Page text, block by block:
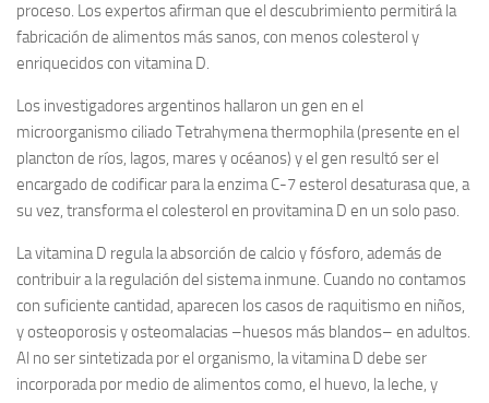
proceso. Los expertos afirman que el descubrimiento permitirá la
fabricación de alimentos más sanos, con menos colesterol y
enriquecidos con vitamina D.
Los investigadores argentinos hallaron un gen en el
microorganismo ciliado Tetrahymena thermophila (presente en el
plancton de ríos, lagos, mares y océanos) y el gen resultó ser el
encargado de codificar para la enzima C-7 esterol desaturasa que, a
su vez, transforma el colesterol en provitamina D en un solo paso.
La vitamina D regula la absorción de calcio y fósforo, además de
contribuir a la regulación del sistema inmune. Cuando no contamos
con suficiente cantidad, aparecen los casos de raquitismo en niños,
y osteoporosis y osteomalacias –huesos más blandos– en adultos.
Al no ser sintetizada por el organismo, la vitamina D debe ser
incorporada por medio de alimentos como, el huevo, la leche, y